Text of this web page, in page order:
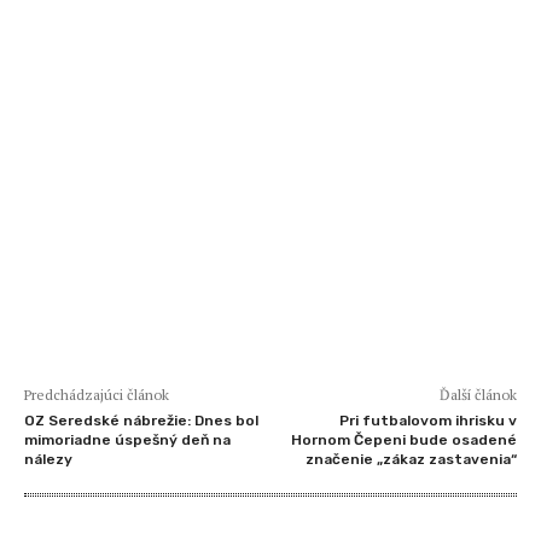
Predchádzajúci článok
OZ Seredské nábrežie: Dnes bol
mimoriadne úspešný deň na
nálezy
Ďalší článok
Pri futbalovom ihrisku v
Hornom Čepeni bude osadené
značenie „zákaz zastavenia“